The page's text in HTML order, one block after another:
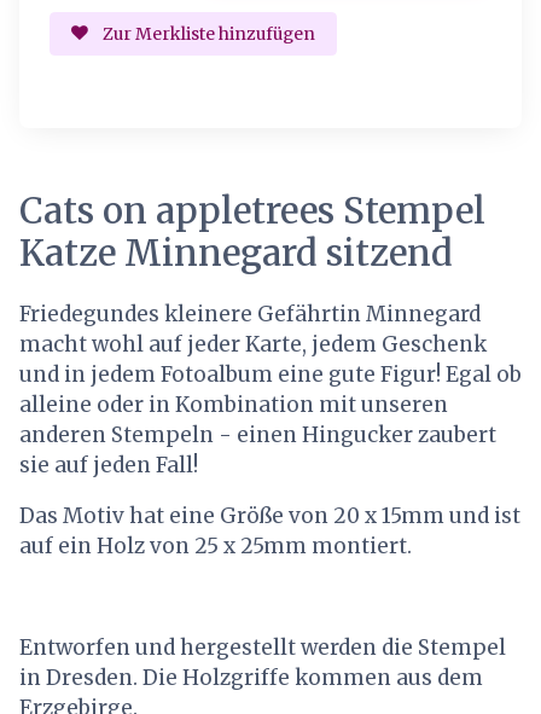
Zur Merkliste hinzufügen
Cats on appletrees Stempel
Katze Minnegard sitzend
Friedegundes kleinere Gefährtin Minnegard
macht wohl auf jeder Karte, jedem Geschenk
und in jedem Fotoalbum eine gute Figur! Egal ob
alleine oder in Kombination mit unseren
anderen Stempeln - einen Hingucker zaubert
sie auf jeden Fall!
Das Motiv hat eine Größe von 20 x 15mm und ist
auf ein Holz von 25 x 25mm montiert.
Entworfen und hergestellt werden die Stempel
in Dresden. Die Holzgriffe kommen aus dem
Erzgebirge.